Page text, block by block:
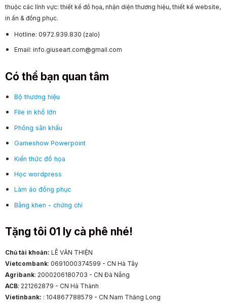
thuộc các lĩnh vực: thiết kế đồ họa, nhận diện thương hiệu, thiết kế website,
in ấn & đồng phục.
Hotline: 0972.939.830 (zalo)
Email: info.giuseart.com@gmail.com
Có thể bạn quan tâm
Bộ thương hiệu
File in khổ lớn
Phông sân khấu
Gameshow Powerpoint
Kiến thức đồ họa
Học wordpress
Làm áo đồng phục
Bằng khen - chứng chỉ
Tặng tôi 01 ly cà phê nhé!
Chủ tài khoản: LÊ VĂN THIỆN
Vietcombank: 0691000374599 - CN Hà Tây
Agribank: 2000206180703 - CN Đà Nẵng
ACB: 221262879 - CN Hà Thành
Vietinbank: : 104867788579 - CN Nam Thăng Long